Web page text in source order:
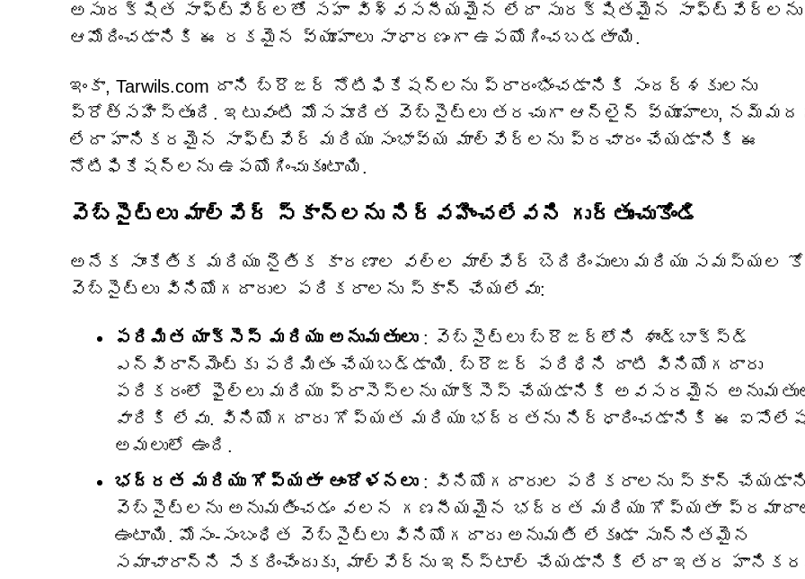
అసురక్షిత సాఫ్ట్‌వేర్‌లతో సహా విశ్వసనీయమైన లేదా సురక్షితమైన సాఫ్ట్‌వేర్‌లను
ఆమోదించడానికి ఈ రకమైన వ్యూహాలు సాధారణంగా ఉపయోగించబడతాయి.
ఇంకా, Tarwils.com దాని బ్రౌజర్ నోటిఫికేషన్‌లను ప్రారంభించడానికి సందర్శకులను
ప్రోత్సహిస్తుంది. ఇటువంటి మోసపూరిత వెబ్‌సైట్‌లు తరచుగా ఆన్‌లైన్ వ్యూహాలు,
లేదా హానికరమైన సాఫ్ట్‌వేర్ మరియు సంభావ్య మాల్వేర్‌లను ప్రచారం చేయడానికి ఈ
నోటిఫికేషన్‌లను ఉపయోగించుకుంటాయి.
వెబ్‌సైట్‌లు మాల్వేర్ స్కాన్‌లను నిర్వహించలేవని గుర్తుంచుకోండి
అనేక సాంకేతిక మరియు నైతిక కారణాల వల్ల మాల్వేర్ బెదిరింపులు మరియు సమస్యల
వెబ్‌సైట్‌లు వినియోగదారుల పరికరాలను స్కాన్ చేయలేవు:
పరిమిత యాక్సెస్ మరియు అనుమతులు: వెబ్‌సైట్‌లు బ్రౌజర్‌లోని శాండ్‌బాక్స్డ్
ఎన్విరాన్‌మెంట్‌కు పరిమితం చేయబడ్డాయి. బ్రౌజర్ పరిధిని దాటి వినియోగదారు
పరికరంలో ఫైల్‌లు మరియు ప్రాసెస్‌లను యాక్సెస్ చేయడానికి అవసరమైన
వారికి లేవు. వినియోగదారు గోప్యత మరియు భద్రతను నిర్ధారించడానికి ఈ
అమలులో ఉంది.
భద్రత మరియు గోప్యతా ఆందోళనలు: వినియోగదారుల పరికరాలను స్కాన్
వెబ్‌సైట్‌లను అనుమతించడం వలన గణనీయమైన భద్రత మరియు గోప్యతా
ఉంటాయి. మోసం-సంబంధిత వెబ్‌సైట్‌లు వినియోగదారు అనుమతి లేకుండా సున్నితమైన
సమాచారాన్ని సేకరించేందుకు, మాల్వేర్‌ను ఇన్‌స్టాల్ చేయడానికి లేదా ఇతర